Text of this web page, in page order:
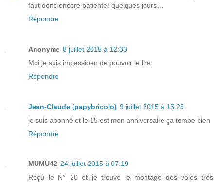
faut donc encore patienter quelques jours…
Répondre
Anonyme 8 juillet 2015 à 12:33
Moi je suis impassioen de pouvoir le lire
Répondre
Jean-Claude (papybricolo) 9 juillet 2015 à 15:25
je suis abonné et le 15 est mon anniversaire ça tombe bien
Répondre
MUMU42 24 juillet 2015 à 07:19
Reçu le N° 20 et je trouve le montage des voies très